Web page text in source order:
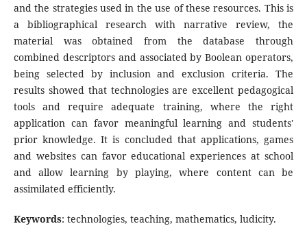
and the strategies used in the use of these resources. This is
a bibliographical research with narrative review, the
material was obtained from the database through
combined descriptors and associated by Boolean operators,
being selected by inclusion and exclusion criteria. The
results showed that technologies are excellent pedagogical
tools and require adequate training, where the right
application can favor meaningful learning and students'
prior knowledge. It is concluded that applications, games
and websites can favor educational experiences at school
and allow learning by playing, where content can be
assimilated efficiently.
Keywords: technologies, teaching, mathematics, ludicity.